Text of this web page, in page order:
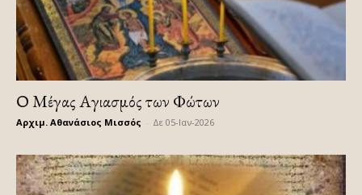
Ο Μέγας Αγιασμός των Φώτων
Αρχιμ. Αθανάσιος Μισσός Δε 05-Ιαν-2026